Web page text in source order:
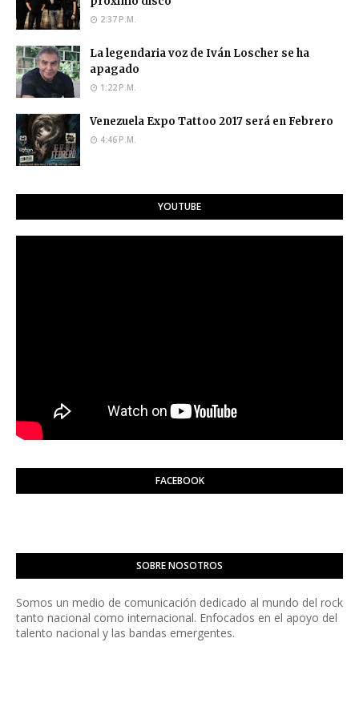
2:37 P.M.
La legendaria voz de Iván Loscher se ha
apagado
1:22 P.M.
Venezuela Expo Tattoo 2017 será en Febrero
4:46 P.M.
YOUTUBE
FACEBOOK
SOBRE NOSOTROS
Somos un medio de comunicación dedicado al mundo del rock
tanto nacional como internacional. Enfocados en el apoyo del
talento nacional y las bandas emergentes.